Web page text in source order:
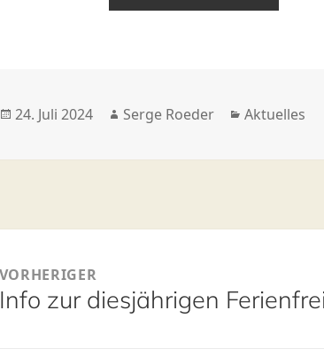
Veröffentlicht
24. Juli 2024 Autor
Serge Roeder Kategorien
Aktuelles
VORHERIGER
Beitrag:
Info zur diesjährigen